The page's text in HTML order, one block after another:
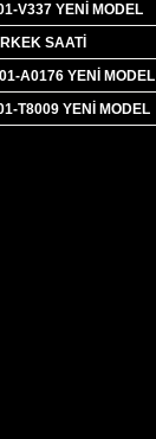
V337 YENİ MODEL
SAATİ
A0176 YENİ MODEL
T8009 YENİ MODEL